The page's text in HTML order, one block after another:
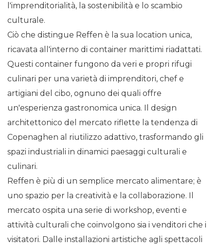
l'imprenditorialità, la sostenibilità e lo scambio
culturale.
Ciò che distingue Reffen è la sua location unica,
ricavata all'interno di container marittimi riadattati.
Questi container fungono da veri e propri rifugi
culinari per una varietà di imprenditori, chef e
artigiani del cibo, ognuno dei quali offre
un'esperienza gastronomica unica. Il design
architettonico del mercato riflette la tendenza di
Copenaghen al riutilizzo adattivo, trasformando gli
spazi industriali in dinamici paesaggi culturali e
culinari.
Reffen è più di un semplice mercato alimentare; è
uno spazio per la creatività e la collaborazione. Il
mercato ospita una serie di workshop, eventi e
attività culturali che coinvolgono sia i venditori che i
visitatori. Dalle installazioni artistiche agli spettacoli